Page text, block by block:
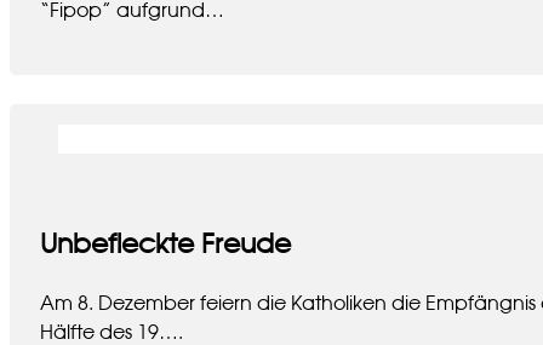
“Fipop” aufgrund…
Unbefleckte Freude
Am 8. Dezember feiern die Katholiken die
Hälfte des 19….